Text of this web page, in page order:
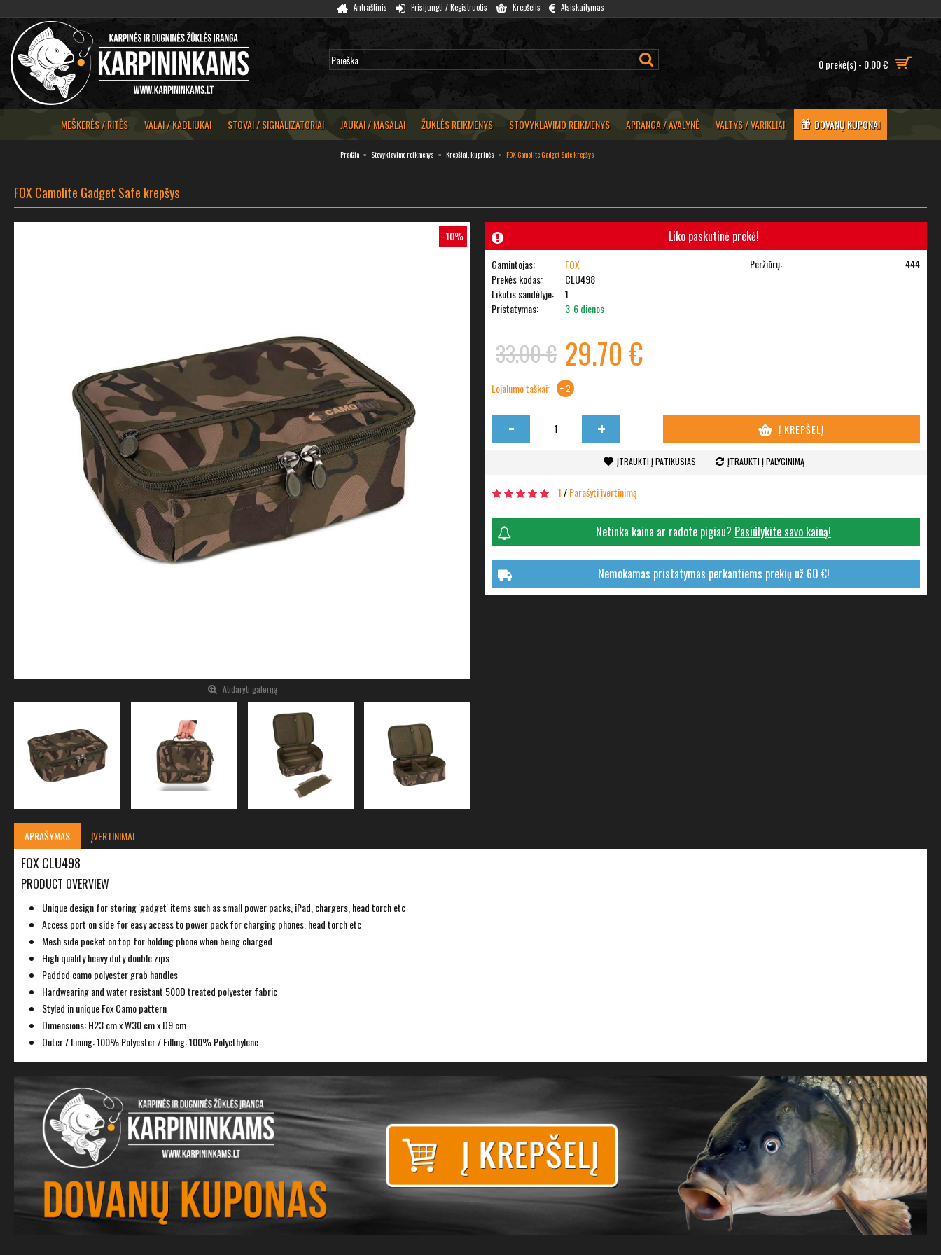
Antraštinis Prisijungti / Registruotis Krepšelis Atsiskaitymas
0 prekė(s) - 0.00 €
MEŠKERĖS / RITĖS VALAI / KABLIUKAI STOVAI / SIGNALIZATORIAI JAUKAI / MASALAI ŽŪKLĖS REIKMENYS STOVYKLAVIMO REIKMENYS APRANGA / AVALYNĖ VALTYS / VARIKLIAI DOVANŲ KUPONAI
Pradžia Stovyklavimo reikmenys Krepšiai, kuprinės FOX Camolite Gadget Safe krepšys
FOX Camolite Gadget Safe krepšys
-10%
Atidaryti galeriją
Liko paskutinė prekė!
Gamintojas:
FOX
Prekės kodas:
CLU498
Likutis sandėlyje:
1
Pristatymas:
3-6 dienos
Peržiūrų: 444
33.00 € 29.70 €
Lojalumo taškai: + 2
- + Į KREPŠELĮ
ĮTRAUKTI Į PATIKUSIAS ĮTRAUKTI Į PALYGINIMĄ
1/Parašyti įvertinimą
Netinka kaina ar radote pigiau? Pasiūlykite savo kainą!
Nemokamas pristatymas perkantiems prekių už 60 €!
APRAŠYMAS ĮVERTINIMAI
FOX CLU498
PRODUCT OVERVIEW
Unique design for storing 'gadget' items such as small power packs, iPad, chargers, head torch etc
Access port on side for easy access to power pack for charging phones, head torch etc
Mesh side pocket on top for holding phone when being charged
High quality heavy duty double zips
Padded camo polyester grab handles
Hardwearing and water resistant 500D treated polyester fabric
Styled in unique Fox Camo pattern
Dimensions: H23 cm x W30 cm x D9 cm
Outer / Lining: 100% Polyester / Filling: 100% Polyethylene